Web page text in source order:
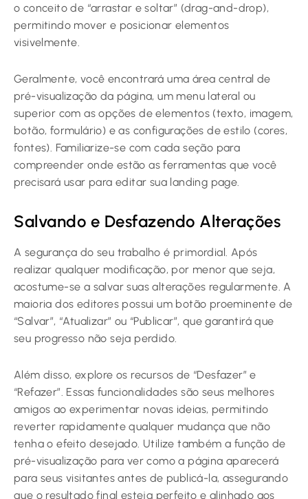
o conceito de “arrastar e soltar” (drag-and-drop),
permitindo mover e posicionar elementos
visivelmente.
Geralmente, você encontrará uma área central de
pré-visualização da página, um menu lateral ou
superior com as opções de elementos (texto, imagem,
botão, formulário) e as configurações de estilo (cores,
fontes). Familiarize-se com cada seção para
compreender onde estão as ferramentas que você
precisará usar para editar sua landing page.
Salvando e Desfazendo Alterações
A segurança do seu trabalho é primordial. Após
realizar qualquer modificação, por menor que seja,
acostume-se a salvar suas alterações regularmente. A
maioria dos editores possui um botão proeminente de
“Salvar”, “Atualizar” ou “Publicar”, que garantirá que
seu progresso não seja perdido.
Além disso, explore os recursos de “Desfazer” e
“Refazer”. Essas funcionalidades são seus melhores
amigos ao experimentar novas ideias, permitindo
reverter rapidamente qualquer mudança que não
tenha o efeito desejado. Utilize também a função de
pré-visualização para ver como a página aparecerá
para seus visitantes antes de publicá-la, assegurando
que o resultado final esteja perfeito e alinhado aos